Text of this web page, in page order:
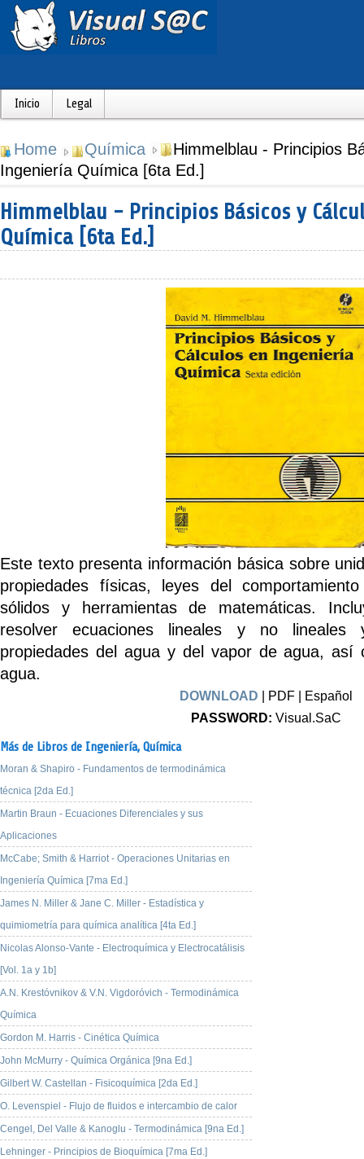
Inicio Legal
Home Química
Himmelblau - Principios
Ingeniería Química [6ta Ed.]
Himmelblau - Principios Básicos y
Química [6ta Ed.]
Este texto presenta información básica sobre
propiedades físicas, leyes del
sólidos y herramientas de matemáticas.
resolver ecuaciones lineales y no
propiedades del agua y del vapor de agua, así
agua.
DOWNLOAD | PDF | Español
PASSWORD: Visual.SaC
Más de Libros de Ingeniería, Química
Moran & Shapiro - Fundamentos de termodinámica
técnica [2da Ed.]
Martin Braun - Ecuaciones Diferenciales y sus
Aplicaciones
McCabe; Smith & Harriot - Operaciones Unitarias en
Ingeniería Química [7ma Ed.]
James N. Miller & Jane C. Miller - Estadística y
quimiometría para química analítica [4ta Ed.]
Nicolas Alonso-Vante - Electroquímica y Electrocatálisis
[Vol. 1a y 1b]
A.N. Krestóvnikov & V.N. Vigdoróvich - Termodinámica
Química
Gordon M. Harris - Cinética Química
John McMurry - Química Orgánica [9na Ed.]
Gilbert W. Castellan - Fisicoquímica [2da Ed.]
O. Levenspiel - Flujo de fluidos e intercambio de calor
Cengel, Del Valle & Kanoglu - Termodinámica [9na Ed.]
Lehninger - Principios de Bioquímica [7ma Ed.]